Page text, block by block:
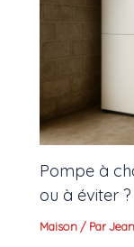
Pompe à
ou à éviter ?
Maison / ParJean